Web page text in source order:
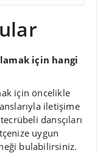
için hangi
için öncelikle
iletişime
dansçıları
uygun
bulabilirsiniz.